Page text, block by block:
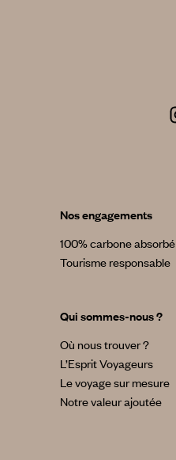
Nos engagements
100% carbone absorbé
Tourisme responsable
Qui sommes-nous ?
Où nous trouver ?
L’Esprit Voyageurs
Le voyage sur mesure
Notre valeur ajoutée